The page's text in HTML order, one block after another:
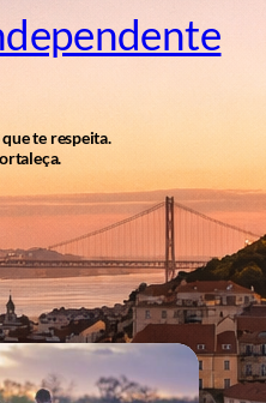
te respeita.